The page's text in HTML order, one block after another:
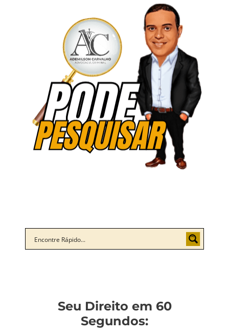
Seu Direito em 60
Segundos: